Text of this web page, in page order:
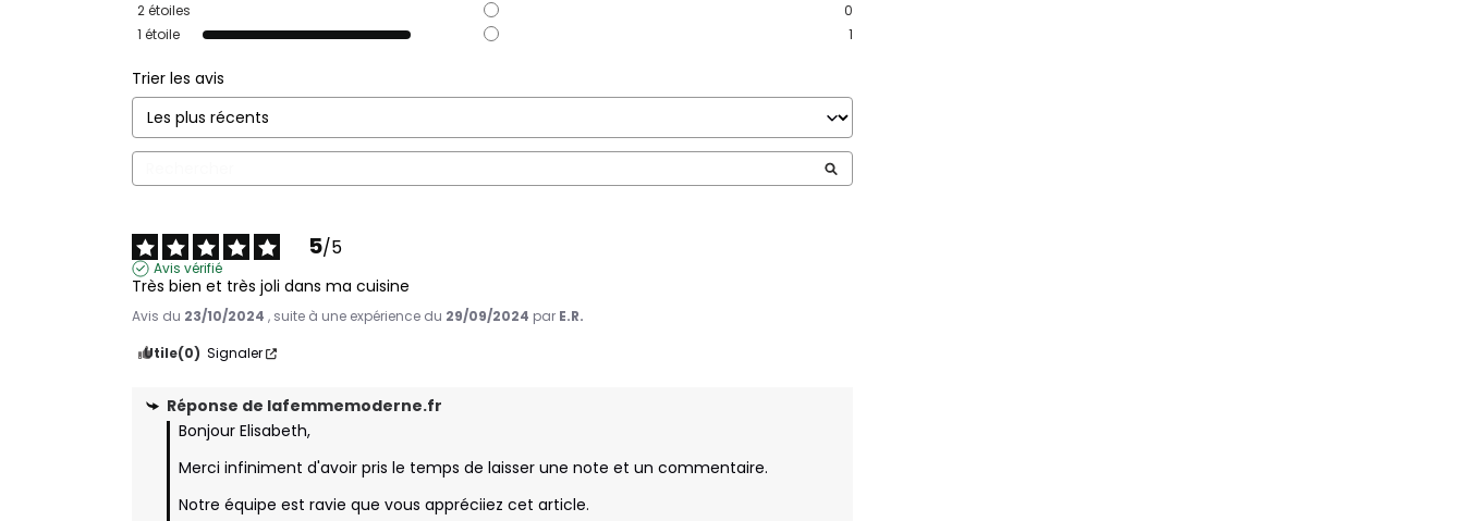
2étoiles
0
1 étoile 1
Trier les avis
5/5
Avis vérifié
Très bien et très joli dans ma cuisine
Avis du 23/10/2024 , suite à une expérience du 29/09/2024 par E.R.
Utile(0) Signaler
Réponse de lafemmemoderne.fr
Bonjour Elisabeth,
Merci infiniment d'avoir pris le temps de laisser une note et un commentaire.
Notre équipe est ravie que vous appréciiez cet article.